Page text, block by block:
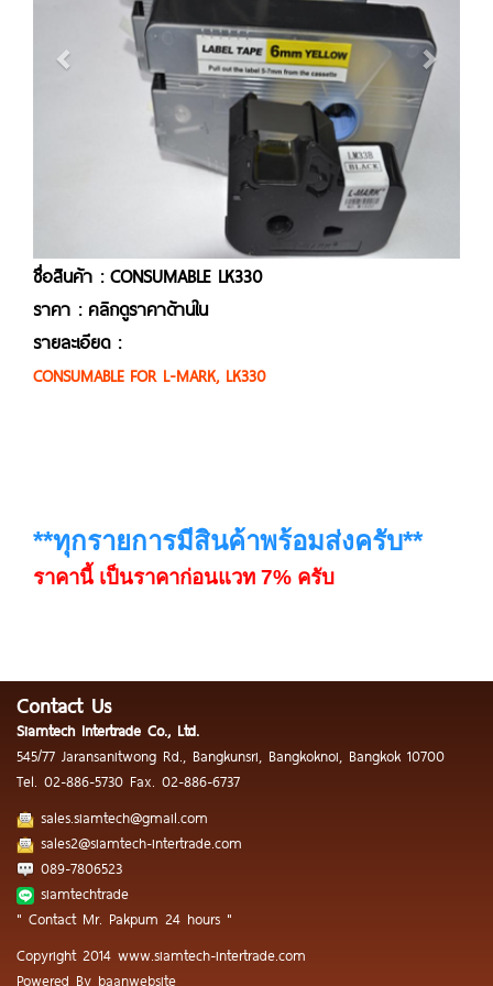
ชื่อสินค้า : CONSUMABLE LK330
ราคา : คลิกดูราคาด้านใน
รายละเอียด :
CONSUMABLE FOR L-MARK, LK330
**ทุกรายการมีสินค้าพร้อมส่งครับ**
ราคานี้ เป็นราคาก่อนแวท 7% ครับ
Contact Us
Siamtech Intertrade Co., Ltd.
545/77 Jaransanitwong Rd., Bangkunsri, Bangkoknoi, Bangkok 10700
Tel. 02-886-5730 Fax. 02-886-6737
sales.siamtech@gmail.com
sales2@siamtech-intertrade.com
089-7806523
siamtechtrade
" Contact Mr. Pakpum 24 hours "
Copyright 2014 www.siamtech-intertrade.com
Powered By baanwebsite